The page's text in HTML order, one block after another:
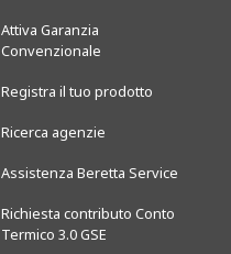
Attiva Garanzia
Convenzionale
Registra il tuo prodotto
Ricerca agenzie
Assistenza Beretta Service
Richiesta contributo Conto
Termico 3.0 GSE